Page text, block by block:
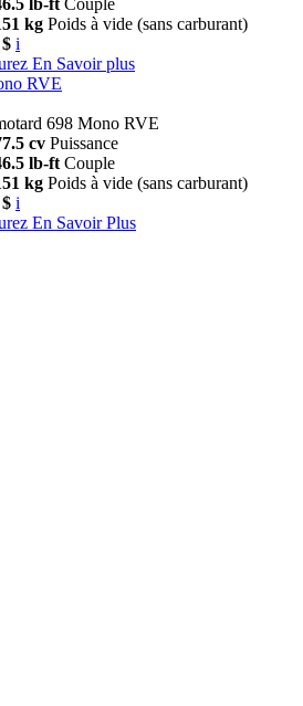
lb-ft Couple
kg Poids à vide (sans carburant)
i
En Savoir plus
RVE
698 Mono RVE
cv Puissance
lb-ft Couple
kg Poids à vide (sans carburant)
i
En Savoir Plus